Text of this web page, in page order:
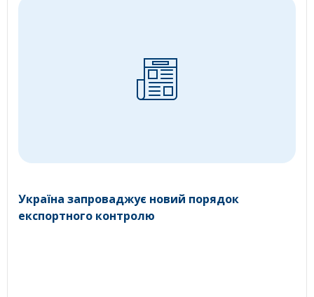
Україна запроваджує новий порядок
експортного контролю